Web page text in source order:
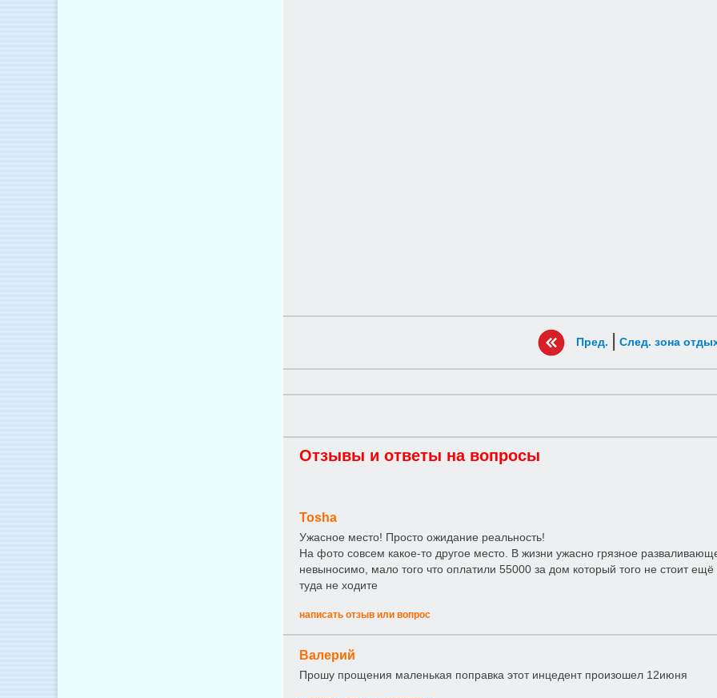
Пред. | След. зона
Отзывы и ответы на вопросы
Tosha
Ужасное место! Просто ожидание реальность!
На фото совсем какое-то другое место. В жизни ужасно грязное
невыносимо, мало того что оплатили 55000 за дом который того не стоит
туда не ходите
написать отзыв или вопрос
Валерий
Прошу прощения маленькая поправка этот инцедент произошел 12июня